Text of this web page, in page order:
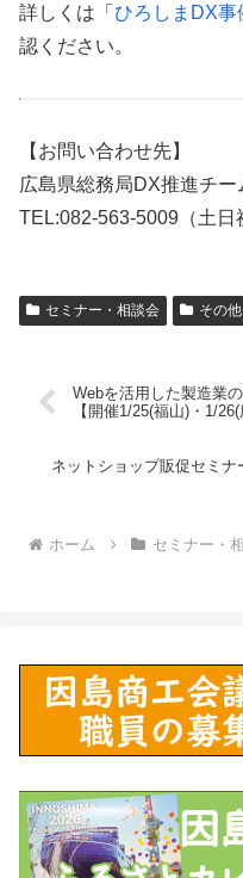
詳しくは「 ひろしまDX事
認ください。
【お問い合わせ先】
広島県総務局DX推進チー
TEL:082-563-5009（土日
セミナー・相談会 その
Webを活用した製造業
【開催1/25(福山)・1/
ネットショップ販促セミナ
ホーム セミナー・